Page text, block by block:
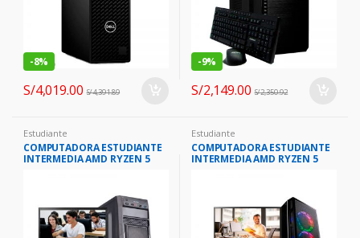
-8%
S/4,019.00 S/4,391.89
-9%
S/2,149.00 S/2,350.92
Estudiante
COMPUTADORA ESTUDIANTE
INTERMEDIA AMD RYZEN 5
Estudiante
COMPUTADORA ESTUDIANTE
INTERMEDIA AMD RYZEN 5